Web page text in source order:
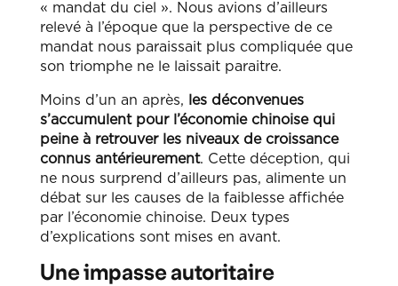
« mandat du ciel ». Nous avions d’ailleurs
relevé à l’époque que la perspective de ce
mandat nous paraissait plus compliquée que
son triomphe ne le laissait paraitre.
Moins d’un an après,
les déconvenues
s’accumulent pour l’économie chinoise qui
peine à retrouver les niveaux de croissance
connus antérieurement. Cette déception, qui
ne nous surprend d’ailleurs pas, alimente un
débat sur les causes de la faiblesse affichée
par l’économie chinoise. Deux types
d’explications sont mises en avant.
Une impasse autoritaire